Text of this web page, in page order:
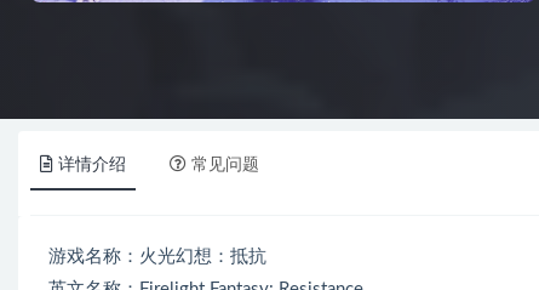
详情介绍 常见问题
游戏名称：火光幻想：抵抗